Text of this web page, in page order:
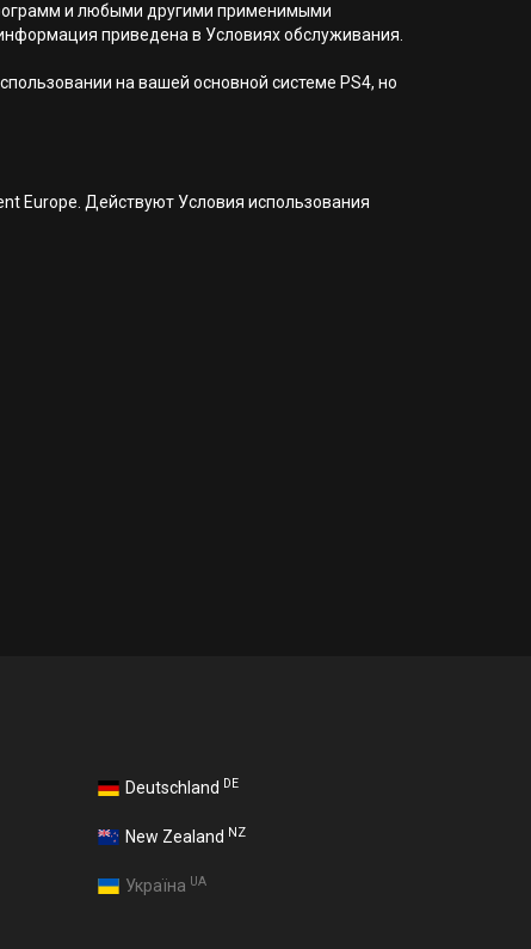
и любыми другими применимыми
приведена в Условиях обслуживания.
на вашей основной системе PS4, но
Europe. Действуют Условия использования
Deutschland DE
New Zealand NZ
Україна UA